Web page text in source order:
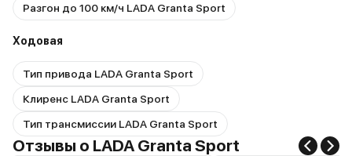
Разгон до 100 км/ч LADA Granta Sport
Ходовая
Тип привода LADA Granta Sport
Клиренс LADA Granta Sport
Тип трансмиссии LADA Granta Sport
Отзывы о LADA Granta Sport